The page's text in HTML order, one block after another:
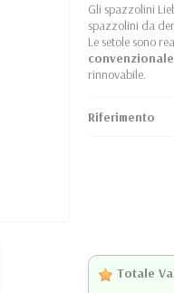
Gli spazzolini
spazzolini da
Le setole sono
convenzionale
rinnovabile.
Riferimento
Totale